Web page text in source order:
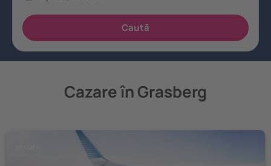
Cazare în Grasberg